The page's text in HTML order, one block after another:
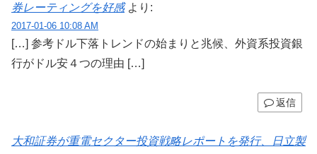
券レーティングを好感 より:
2017-01-06 10:08 AM
[…] 参考ドル下落トレンドの始まりと兆候、外資系投資銀
行がドル安４つの理由 […]
返信
大和証券が重電セクター投資戦略レポートを発行、日立製